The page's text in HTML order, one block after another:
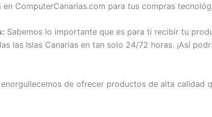
ComputerCanarias.com para tus compras
Sabemos lo importante que es para ti recibir tu
las Islas Canarias en tan solo 24/72 horas. ¡Así
de ofrecer productos de alta calidad